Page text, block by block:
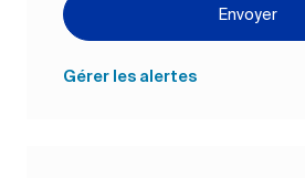
Envoyer
Gérer les alertes